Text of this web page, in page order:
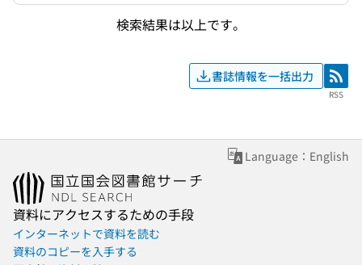
検索結果は以上です。
書誌情報を一括出力 RSS
RSS
Language：English
資料にアクセスするための手段
インターネットで資料を読む
資料のコピーを入手する